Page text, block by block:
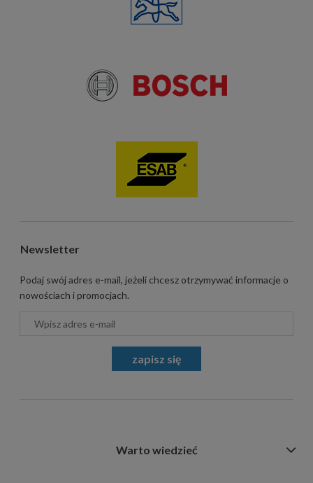
Newsletter
Podaj swój adres e-mail, jeżeli chcesz otrzymywać informacje o
nowościach i promocjach.
zapisz się
Warto wiedzieć